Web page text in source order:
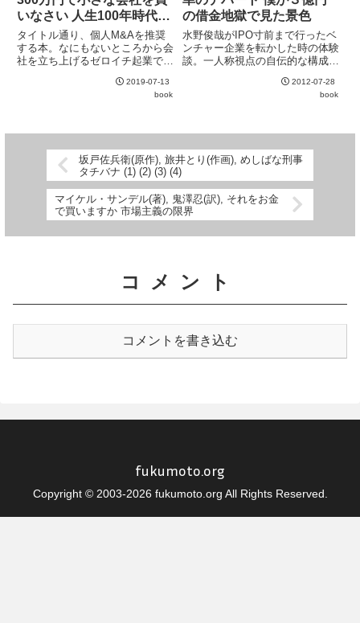
PC...
いなさい 人生100年時代の
個人M&A入門
タイトル通り、個人M&Aを推奨
する本。なにもないところから会
社を立ち上げるゼロイチ起業で成
き残って軌道に乗っている企業を
個人でM&Aすることを勧めてい
2019-07-13
book
の借金地獄で見た景色
水野俊哉がIPO寸前まで行ったベ
ンチャー企業を転かした時の体験
談。一人称視点の自伝的な構成
クトに伝わってくる。一方でどん
底の時期から7~8年が経過してい
2012-07-28
book
坂戸佐兵衛(原作), 旅井とり(作画), めしばな刑事
タチバナ (1) (2) (3) (4)
マイケル・サンデル(著), 鬼澤忍(訳), それをお金
で買いますか 市場主義の限界
コメント
コメントを書き込む
fukumoto.org
Copyright © 2003-2026 fukumoto.org All Rights Reserved.